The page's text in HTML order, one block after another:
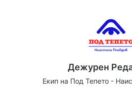
Дежурен
Екип на Под Тепето -